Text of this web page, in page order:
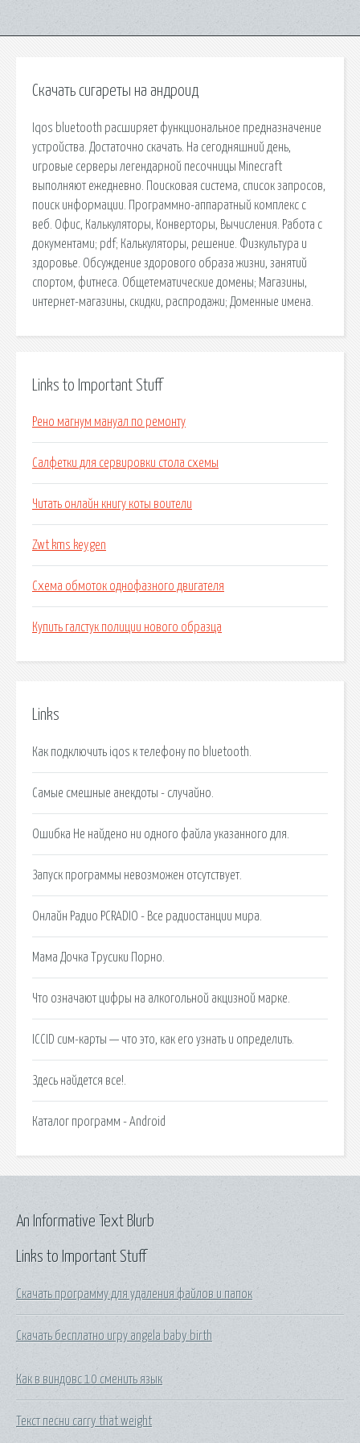
Скачать сигареты на андроид
Iqos bluetooth расширяет функциональное предназначение
устройства. Достаточно скачать. На сегодняшний день,
игровые серверы легендарной песочницы Minecraft
выполняют ежедневно. Поисковая сиcтема, список запросов,
поиск информации. Программно-аппаратный комплекс с
веб. Офис, Калькуляторы, Конверторы, Вычисления. Работа с
документами; pdf; Калькуляторы, решение. Физкультура и
здоровье. Обсуждение здорового образа жизни, занятий
спортом, фитнеса. Общетематические домены; Магазины,
интернет-магазины, скидки, распродажи; Доменные имена.
Links to Important Stuff
Рено магнум мануал по ремонту
Салфетки для сервировки стола схемы
Читать онлайн книгу коты воители
Zwt kms keygen
Схема обмоток однофазного двигателя
Купить галстук полиции нового образца
Links
Как подключить iqos к телефону по bluetooth.
Самые смешные анекдоты - случайно.
Ошибка Не найдено ни одного файла указанного для.
Запуск программы невозможен отсутствует.
Онлайн Радио PCRADIO - Все радиостанции мира.
Мама Дочка Трусики Порно.
Что означают цифры на алкогольной акцизной марке.
ICCID сим-карты — что это, как его узнать и определить.
Здесь найдется все!.
Каталог программ - Android
Links to Important Stuff
Скачать программу для удаления файлов и папок
Скачать бесплатно игру angela baby birth
Как в виндовс 10 сменить язык
Текст песни carry that weight
An Informative Text Blurb